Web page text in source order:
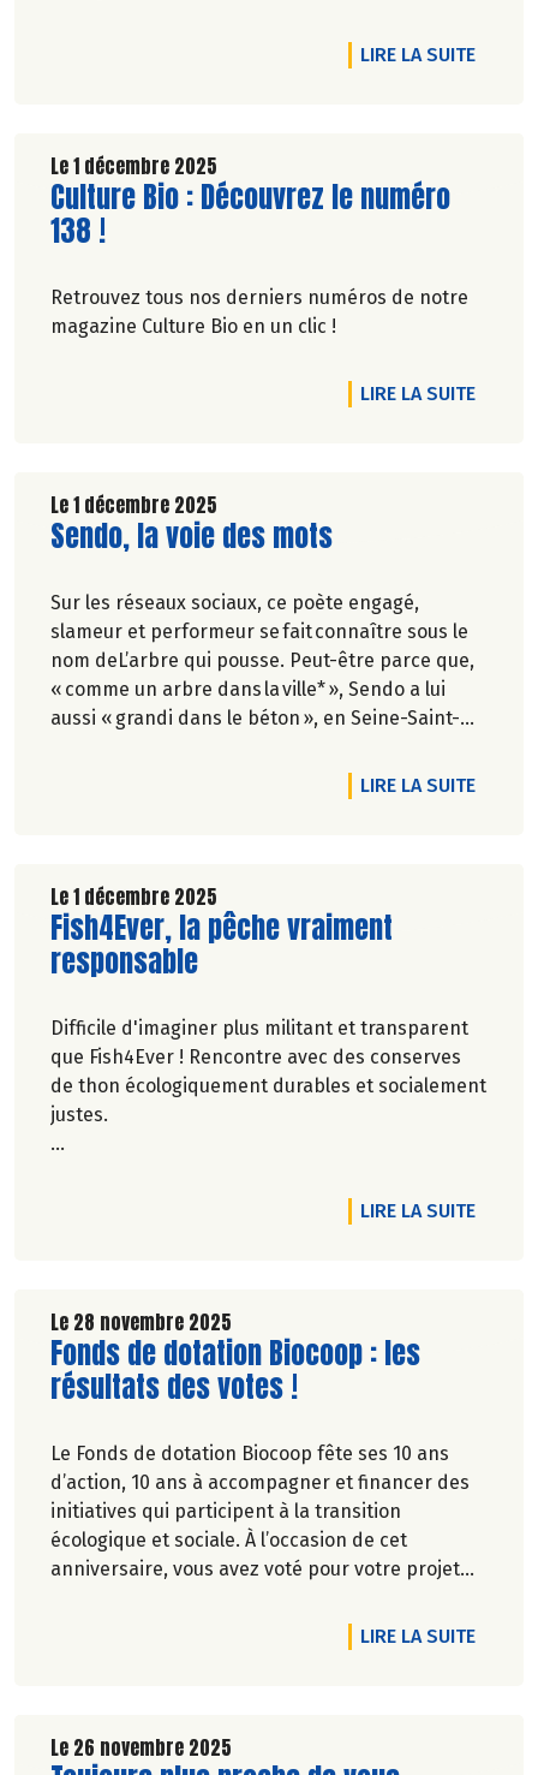
LIRE LA SUITEDE
Le 1 décembre 2025
Lire la suite de l'article
Culture Bio : Découvrez le numéro
138 !
Retrouvez tous nos derniers numéros de notre
magazine Culture Bio en un clic !
LIRE LA SUITEDE
Le 1 décembre 2025
Lire la suite de l'article
Sendo, la voie des mots
Sur les réseaux sociaux, ce poète engagé,
slameur et performeur se fait connaître sous le
nom deL’arbre qui pousse. Peut-être parce que,
« comme un arbre dans la ville* », Sendo a lui
aussi « grandi dans le béton », en Seine-Saint-
et ses textes font vivre une écologie
véritablement populaire. Faisant rimer poétique
Propos recueillis par Gaïa Mugler-Thouvenin.
LIRE LA SUITEDE
Le 1 décembre 2025
Lire la suite de l'article
Fish4Ever, la pêche vraiment
responsable
Difficile d'imaginer plus militant et transparent
que Fish4Ever ! Rencontre avec des conserves
de thon écologiquement durables et socialement
justes.
LIRE LA SUITEDE
Le 28 novembre 2025
Lire la suite de l'article
Fonds de dotation Biocoop : les
résultats des votes !
Le Fonds de dotation Biocoop fête ses 10 ans
d’action, 10 ans à accompagner et financer des
initiatives qui participent à la transition
écologique et sociale. À l’occasion de cet
anniversaire, vous avez voté pour votre projet
projets ayant récolté le plus de votes ont reçu un
soutien financier du Fonds de dotation.
LIRE LA SUITEDE
Le 26 novembre 2025